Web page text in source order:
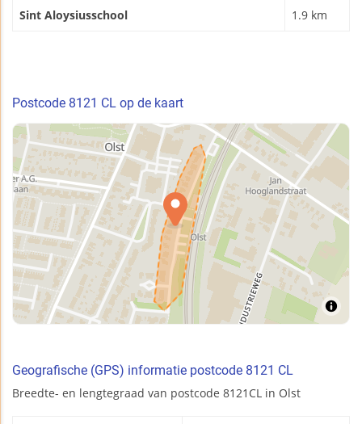
Sint Aloysiusschool 1.9 km
Postcode 8121 CL op de kaart
Geografische (GPS) informatie postcode 8121 CL
Breedte- en lengtegraad van postcode 8121CL in Olst